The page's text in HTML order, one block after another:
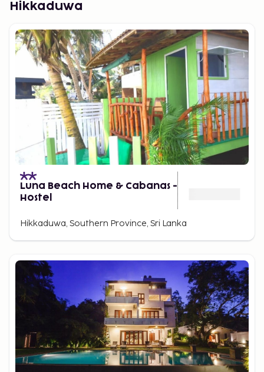
Hikkaduwa
Luna Beach Home & Cabanas -
Hostel
Hikkaduwa, Southern Province, Sri Lanka